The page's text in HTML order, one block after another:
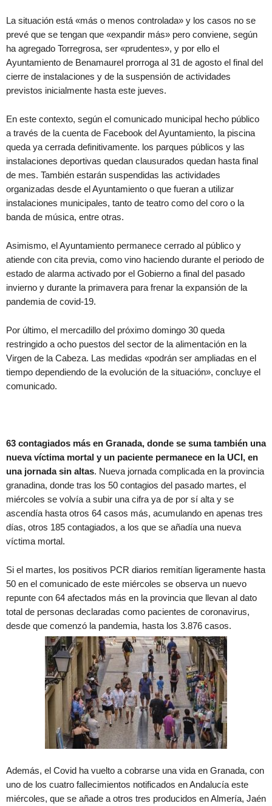
La situación está «más o menos controlada» y los casos no se
prevé que se tengan que «expandir más» pero conviene, según
ha agregado Torregrosa, ser «prudentes», y por ello el
Ayuntamiento de Benamaurel prorroga al 31 de agosto el final del
cierre de instalaciones y de la suspensión de actividades
previstos inicialmente hasta este jueves.
En este contexto, según el comunicado municipal hecho público
a través de la cuenta de Facebook del Ayuntamiento, la piscina
queda ya cerrada definitivamente. los parques públicos y las
instalaciones deportivas quedan clausurados quedan hasta final
de mes. También estarán suspendidas las actividades
organizadas desde el Ayuntamiento o que fueran a utilizar
instalaciones municipales, tanto de teatro como del coro o la
banda de música, entre otras.
Asimismo, el Ayuntamiento permanece cerrado al público y
atiende con cita previa, como vino haciendo durante el periodo de
estado de alarma activado por el Gobierno a final del pasado
invierno y durante la primavera para frenar la expansión de la
pandemia de covid-19.
Por último, el mercadillo del próximo domingo 30 queda
restringido a ocho puestos del sector de la alimentación en la
Virgen de la Cabeza. Las medidas «podrán ser ampliadas en el
tiempo dependiendo de la evolución de la situación», concluye el
comunicado.
63 contagiados más en Granada, donde se suma también una
nueva víctima mortal y un paciente permanece en la UCI, en
una jornada sin altas. Nueva jornada complicada en la provincia
granadina, donde tras los 50 contagios del pasado martes, el
miércoles se volvía a subir una cifra ya de por sí alta y se
ascendía hasta otros 64 casos más, acumulando en apenas tres
días, otros 185 contagiados, a los que se añadía una nueva
víctima mortal.
Si el martes, los positivos PCR diarios remitían ligeramente hasta
50 en el comunicado de este miércoles se observa un nuevo
repunte con 64 afectados más en la provincia que llevan al dato
total de personas declaradas como pacientes de coronavirus,
desde que comenzó la pandemia, hasta los 3.876 casos.
Además, el Covid ha vuelto a cobrarse una vida en Granada, con
uno de los cuatro fallecimientos notificados en Andalucía este
miércoles, que se añade a otros tres producidos en Almería, Jaén